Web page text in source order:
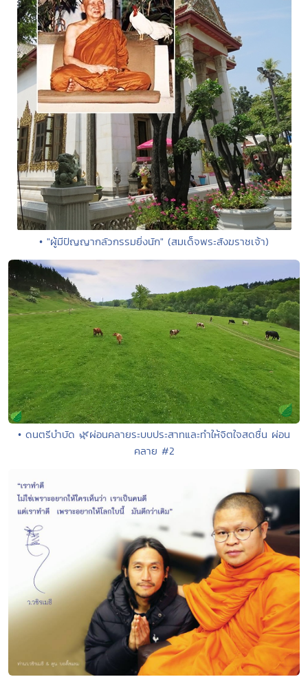
• "ผู้มีปัญญากลัวกรรมยิ่งนัก" (สมเด็จพระสังฆราชเจ้า)
• ดนตรีบำบัด 🌿ผ่อนคลายระบบประสาทและทำให้จิตใจสดชื่น ผ่อน
คลาย #2